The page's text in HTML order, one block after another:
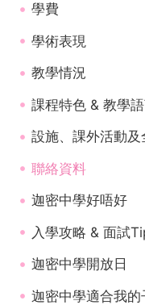
學費
學術表現
教學情況
課程特色 & 教學
設施、課外活動及
聯絡資料
迦密中學好唔好
入學攻略 & 面試
迦密中學開放日
迦密中學適合我的